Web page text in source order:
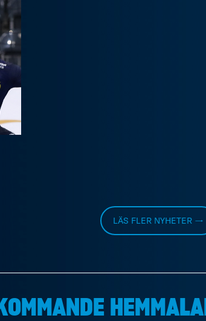
LÄS FLER NYHETER →
KOMMANDE